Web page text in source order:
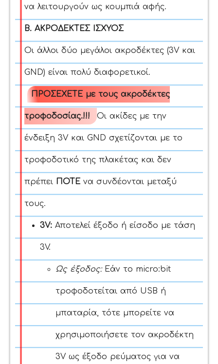
να λειτουργούν ως κουμπιά αφής.
Β. ΑΚΡΟΔΕΚΤΕΣ ΙΣΧΥΟΣ
Οι άλλοι δύο μεγάλοι ακροδέκτες (3V και
GND) είναι πολύ διαφορετικοί.
ΠΡΟΣΕΧΕΤΕ με τους ακροδέκτες
τροφοδοσίας.!!! Οι ακίδες με την
ένδειξη 3V και GND σχετίζονται με το
τροφοδοτικό της πλακέτας και δεν
πρέπει ΠΟΤΕ να συνδέονται μεταξύ
τους.
3V: Αποτελεί έξοδο ή είσοδο με τάση
3V.
Ως έξοδος: Εάν το micro:bit
τροφοδοτείται από USB ή
μπαταρία, τότε μπορείτε να
χρησιμοποιήσετε τον ακροδέκτη
3V ως έξοδο ρεύματος για να